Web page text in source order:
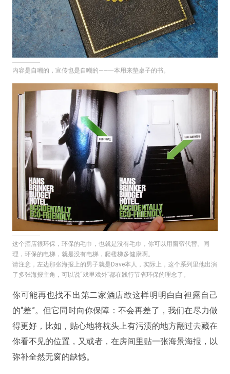
内容是自嘲的，宣传也是自嘲的——一本用来垫桌子的书。
这个酒店很环保，环保的毛巾，也就是没有毛巾，你可以用窗帘代替。同
理，环保的电梯，就是没有电梯，爬楼梯多健康啊。
请注意，左边那张海报上的男子就是Dave本人，实际上，这个系列里他出演
了多张海报主角，可以说“戏里戏外”都在践行节省环保的理念了。
你可能再也找不出第二家酒店敢这样明明白白袒露自己
的“差”。但它同时向你保障：不会再差了，我们在尽力做
得更好，比如，贴心地将枕头上有污渍的地方翻过去藏在
你看不见的位置，又或者，在房间里贴一张海景海报，以
弥补全然无窗的缺憾。